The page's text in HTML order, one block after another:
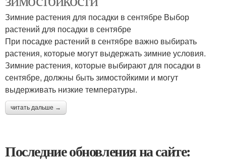
Зимние растения для посадки в сентябре Выбор
растений для посадки в сентябре
При посадке растений в сентябре важно выбирать
растения, которые могут выдержать зимние условия.
Зимние растения, которые выбирают для посадки в
сентябре, должны быть зимостойкими и могут
выдерживать низкие температуры.
читать дальше →
Последние обновления на сайте: